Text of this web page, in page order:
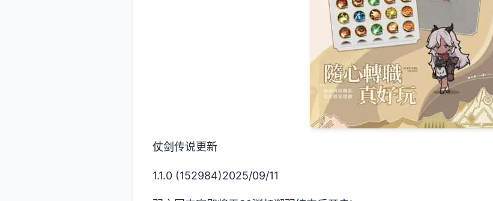
仗剑传说更新
1.1.0 (152984)2025/09/11